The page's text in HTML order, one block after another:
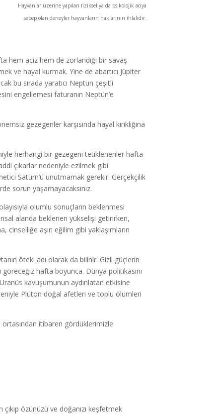
Hayvanlar üzerine yapılan fiziksel ya da psikolojik acıya
sebep olan deneyler hayvanların haklarının ihlalidir.
hem aciz hem de zorlandığı bir savaş
ve hayal kurmak. Yine de abartıcı Jüpiter
bu sırada yaratıcı Neptün çeşitli
engellemesi faturanın Neptün’e
gezegenler karşısında hayal kırıklığına
herhangi bir gezegeni tetiklenenler hafta
çıkarlar nedeniyle ezilmek gibi
Satürn’ü unutmamak gerekir. Gerçekçilik
sorun yaşamayacaksınız.
olumlu sonuçların beklenmesi
alanda beklenen yükselişi getirirken,
aşırı eğilim gibi yaklaşımların
öteki adı olarak da bilinir. Gizli güçlerin
göreceğiz hafta boyunca. Dünya politikasını
kavuşumunun aydınlatan etkisine
Plüton doğal afetleri ve toplu ölümleri
itibaren gördüklerimizle
özünüzü ve doğanızı keşfetmek